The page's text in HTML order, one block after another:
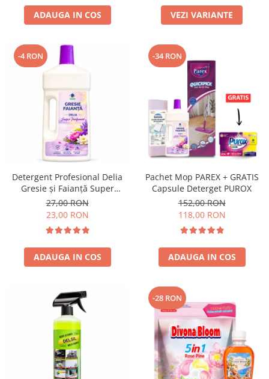
ADAUGA IN COS VEZI VARIANTE
-4 RON
Detergent Profesional Delia
Gresie și Faianță Super
Parfumat 1L
27,00 RON
23,00 RON
ADAUGA IN COS
-34 RON
Pachet Mop PAREX + GRATIS
Capsule Deterget PUROX
152,00 RON
118,00 RON
ADAUGA IN COS
-28 RON